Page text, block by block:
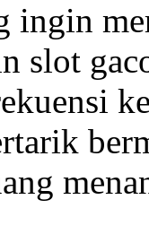
ingin
slot